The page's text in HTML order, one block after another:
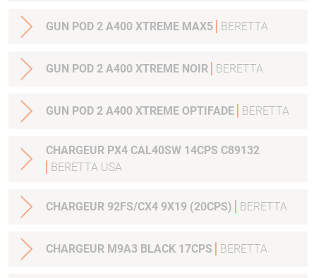
GUN POD 2 A400 XTREME MAX5 BERETTA
GUN POD 2 A400 XTREME NOIR BERETTA
GUN POD 2 A400 XTREME OPTIFADE BERETTA
CHARGEUR PX4 CAL40SW 14CPS C89132
BERETTA USA
CHARGEUR 92FS/CX4 9X19 (20CPS) BERETTA
CHARGEUR M9A3 BLACK 17CPS BERETTA